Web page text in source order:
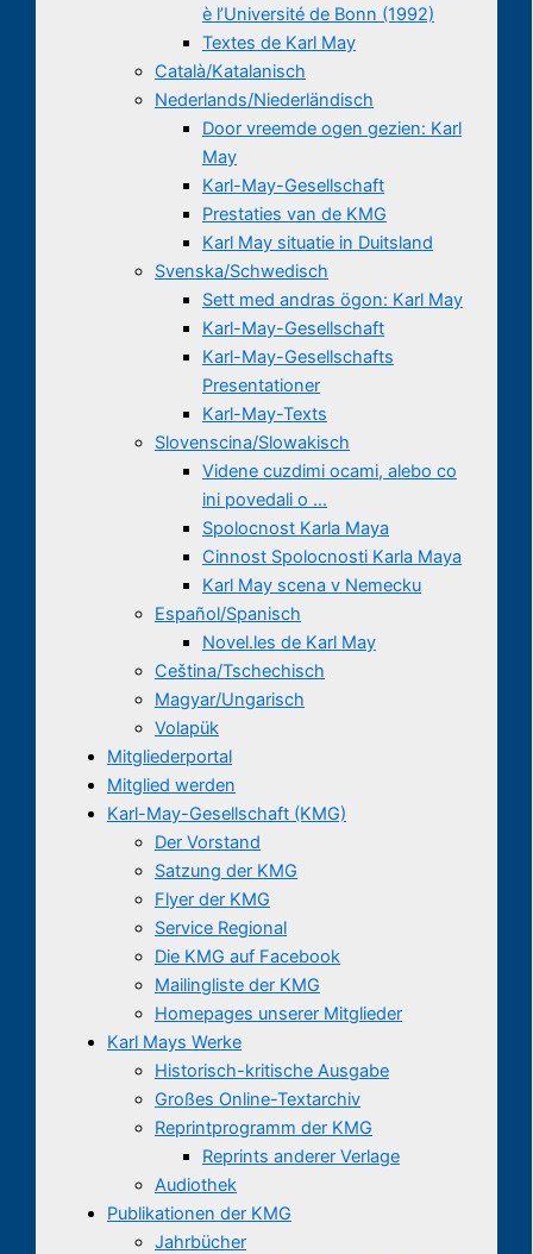
è l’Université de Bonn (1992)
Textes de Karl May
Català/Katalanisch
Nederlands/Niederländisch
Door vreemde ogen gezien: Karl
May
Karl-May-Gesellschaft
Prestaties van de KMG
Karl May situatie in Duitsland
Svenska/Schwedisch
Sett med andras ögon: Karl May
Karl-May-Gesellschaft
Karl-May-Gesellschafts
Presentationer
Karl-May-Texts
Slovenscina/Slowakisch
Videne cuzdimi ocami, alebo co
ini povedali o …
Spolocnost Karla Maya
Cinnost Spolocnosti Karla Maya
Karl May scena v Nemecku
Español/Spanisch
Novel.les de Karl May
Ceština/Tschechisch
Magyar/Ungarisch
Volapük
Mitgliederportal
Mitglied werden
Karl-May-Gesellschaft (KMG)
Der Vorstand
Satzung der KMG
Flyer der KMG
Service Regional
Die KMG auf Facebook
Mailingliste der KMG
Homepages unserer Mitglieder
Karl Mays Werke
Historisch-kritische Ausgabe
Großes Online-Textarchiv
Reprintprogramm der KMG
Reprints anderer Verlage
Audiothek
Publikationen der KMG
Jahrbücher